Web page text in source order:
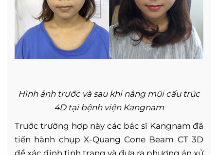
Hình ảnh trước và sau khi nâng mũi cấu trúc
4D tại bệnh viện Kangnam
Trước trường hợp này các bác sĩ Kangnam đã
tiến hành chụp X-Quang Cone Beam CT 3D